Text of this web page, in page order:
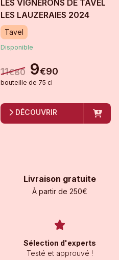
LES VIGNERONS DE TAVEL
LES LAUZERAIES 2024
Tavel
Disponible
11€80 9€90
bouteille de 75 cl
DÉCOUVRIR
Livraison gratuite
À partir de 250€
Sélection d'experts
Testé et approuvé !